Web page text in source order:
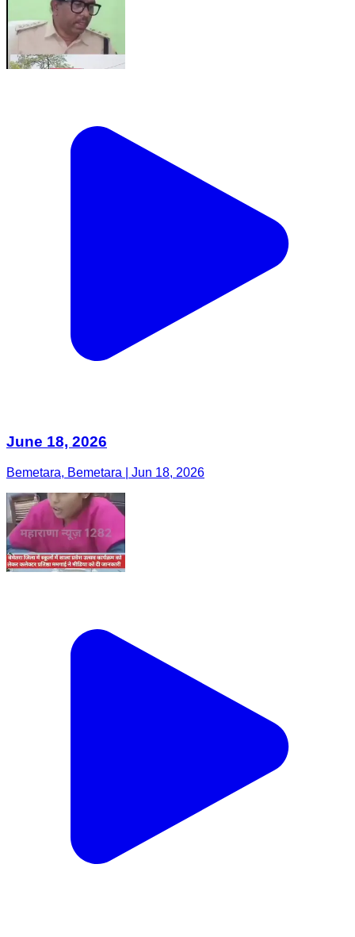
June 18, 2026
Bemetara, Bemetara | Jun 18, 2026